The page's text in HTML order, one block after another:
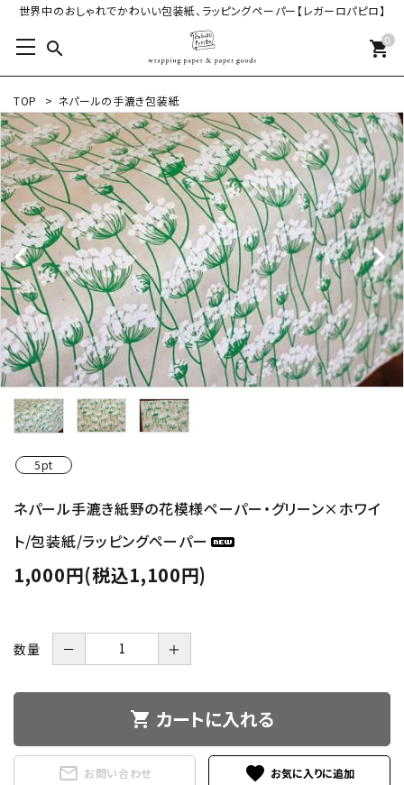
世界中のおしゃれでかわいい包装紙、ラッピングペーパー【レガーロパピロ】
search 0
shopping_cart
TOP > ネパールの手漉き包装紙
5pt
ネパール手漉き紙野の花模様ペーパー・グリーン×ホワイ
ト/包装紙/ラッピングペーパー
1,000円(税込1,100円)
数量 － ＋
shopping_cart カートに入れる
mail_outline お問い合わせ favorite